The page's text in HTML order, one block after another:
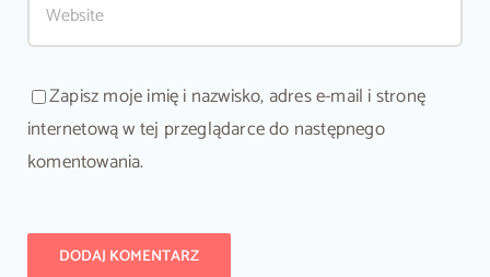
Zapisz moje imię i nazwisko, adres e-mail i stronę
internetową w tej przeglądarce do następnego
komentowania.